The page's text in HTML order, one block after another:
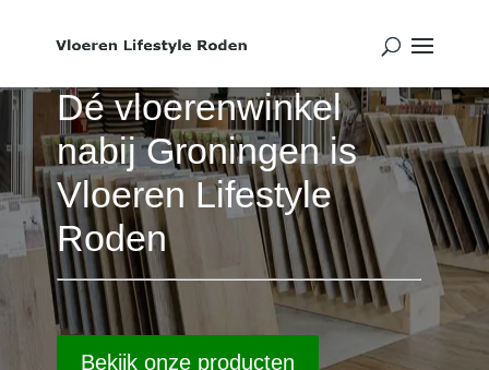
Dé vloerenwinkel
nabij Groningen is
Vloeren Lifestyle
Roden
Bekijk onze producten